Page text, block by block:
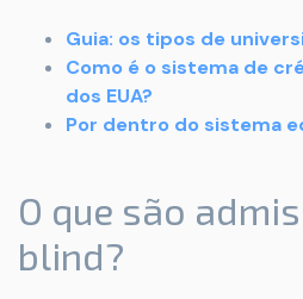
Guia: os tipos de
Como é o sistema de
dos EUA?
Por dentro do sistema
O que são
blind?